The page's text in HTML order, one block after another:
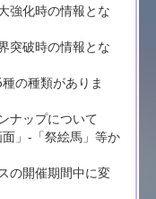
強化時の情報とな
突破時の情報とな
の種類がありま
ナップについて
」-「祭絵馬」等か
の開催期間中に変